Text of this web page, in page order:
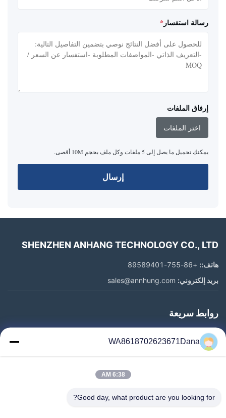
رسالة استفسار *
إرفاق الملفات
اختر الملفات
يمكنك تحميل ما يصل إلى 5 ملفات وكل ملف بحجم 10M أقصى.
إرسال
SHENZHEN ANHANG TECHNOLOGY CO., LTD
هاتف:: +86-755-89589401
بريد إلكتروني:
روابط سريعة
المنزل
المنتجات
جولة في المعمل
WA8618702623671Dana
6:38 AM
Good day, what product are you looking for?